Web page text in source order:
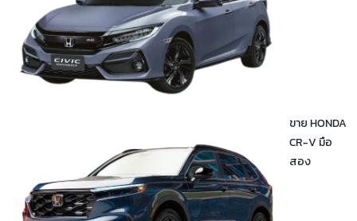
ขาย HONDA
CR-V มือ
สอง